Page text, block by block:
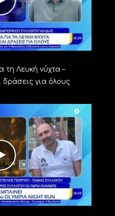
τη Λευκή νύχτα –
για όλους